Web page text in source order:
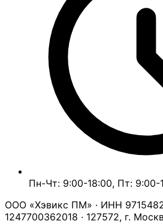
Пн-Чт: 9:00-18:00, Пт: 9:00-
ООО «Хэвикс ПМ» · ИНН
1247700362018 · 127572, г.